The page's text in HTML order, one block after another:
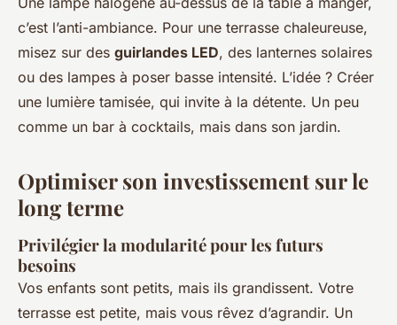
c’est l’anti-ambiance. Pour une terrasse chaleureuse,
misez sur des guirlandes LED, des lanternes solaires
ou des lampes à poser basse intensité. L’idée ? Créer
une lumière tamisée, qui invite à la détente. Un peu
comme un bar à cocktails, mais dans son jardin.
Optimiser son investissement sur le
long terme
Privilégier la modularité pour les futurs
besoins
Vos enfants sont petits, mais ils grandissent. Votre
terrasse est petite, mais vous rêvez d’agrandir. Un